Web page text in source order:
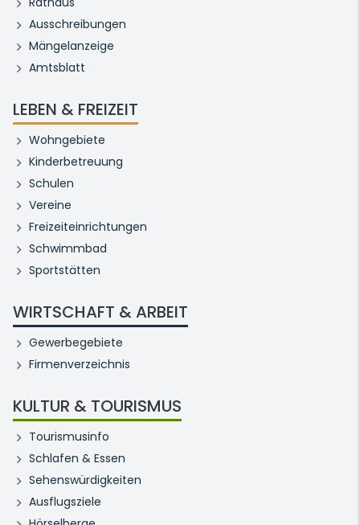
Ausschreibungen
Mängelanzeige
Amtsblatt
LEBEN & FREIZEIT
Wohngebiete
Kinderbetreuung
Schulen
Vereine
Freizeiteinrichtungen
Schwimmbad
Sportstätten
WIRTSCHAFT & ARBEIT
Gewerbegebiete
Firmenverzeichnis
KULTUR & TOURISMUS
Tourismusinfo
Schlafen & Essen
Sehenswürdigkeiten
Ausflugsziele